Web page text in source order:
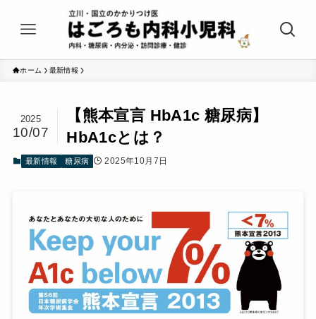
ホーム 最新情報
【熊本宣言 HbA1c 糖尿病】
HbA1cとは？
2025
10/07
最新情報 糖尿病 2025年10月7日